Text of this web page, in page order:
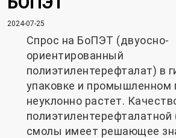
2024-07-25
Спрос на БоПЭТ (двуосно-
ориентированный
полиэтилентерефталат) в
упаковке и промышленном
неуклонно растет.
смолы имеет решающее